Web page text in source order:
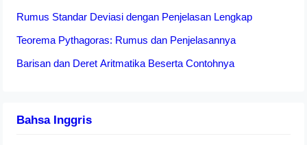
Rumus Standar Deviasi dengan Penjelasan Lengkap
Teorema Pythagoras: Rumus dan Penjelasannya
Barisan dan Deret Aritmatika Beserta Contohnya
Bahsa Inggris